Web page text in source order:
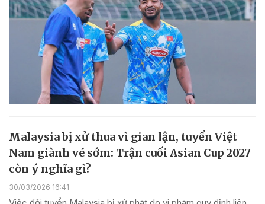
Malaysia bị xử thua vì gian lận, tuyển Việt
Nam giành vé sớm: Trận cuối Asian Cup 2027
còn ý nghĩa gì?
30/03/2026 16:41